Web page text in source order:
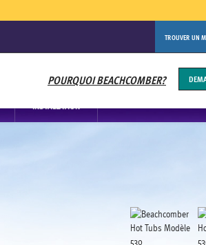
TROUVER UN
POURQUOI BEACHCOMBER?
INSTALLATION